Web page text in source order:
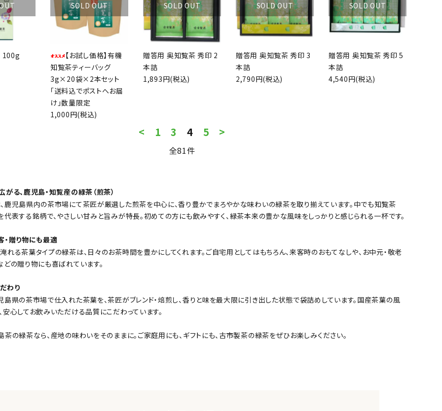
100g
SOLD OUT
【お試し価格】有機
知覧茶ティーバッグ
3g×20袋×2本セット
「送料込でポストへお届
け」数量限定
1,000円(税込)
SOLD OUT
贈答用 奥知覧茶 秀印 2
本詰
1,893円(税込)
SOLD OUT
贈答用 奥知覧茶 秀印 3
本詰
2,790円(税込)
SOLD OUT
贈答用 奥知覧茶 秀印 5
本詰
4,540円(税込)
< 1 3 4 5 >
全81件
がる、鹿児島・知覧産の緑茶（煎茶）
鹿児島県内の茶市場にて茶匠が厳選した煎茶を中心に、香り豊かでまろやかな味わいの緑茶を取り揃えています。中でも知覧茶
代表する銘柄で、やさしい甘みと旨みが特長。初めての方にも飲みやすく、緑茶本来の豊かな風味をしっかりと感じられる一杯です。
・贈り物にも最適
れる茶葉タイプの緑茶は、日々のお茶時間を豊かにしてくれます。ご自宅用としてはもちろん、来客時のおもてなしや、お中元・敬老
どの贈り物にも喜ばれています。
わり
島県の茶市場で仕入れた茶葉を、茶匠がブレンド・焙煎し、香りと味を最大限に引き出した状態で袋詰めしています。国産茶葉の風
安心してお飲みいただける品質にこだわっています。
茶の緑茶なら、産地の味わいをそのままに。ご家庭用にも、ギフトにも、古市製茶の緑茶をぜひお楽しみください。